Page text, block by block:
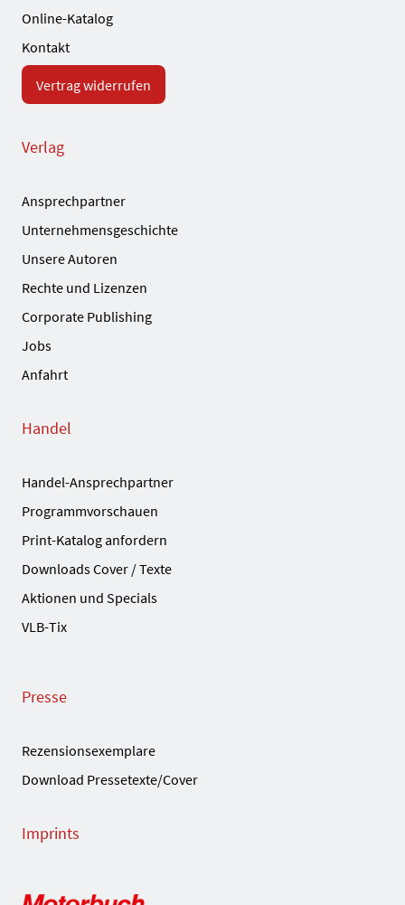
Online-Katalog
Kontakt
Vertrag widerrufen
Verlag
Ansprechpartner
Unternehmensgeschichte
Unsere Autoren
Rechte und Lizenzen
Corporate Publishing
Jobs
Anfahrt
Handel
Handel-Ansprechpartner
Programmvorschauen
Print-Katalog anfordern
Downloads Cover / Texte
Aktionen und Specials
VLB-Tix
Presse
Rezensionsexemplare
Download Pressetexte/Cover
Imprints